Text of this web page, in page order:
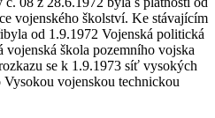
vojenského školství. Ke stávajícím
od 1.9.1972 Vojenská politická
vojenská škola pozemního vojska
se k 1.9.1973 síť vysokých
vojenskou technickou